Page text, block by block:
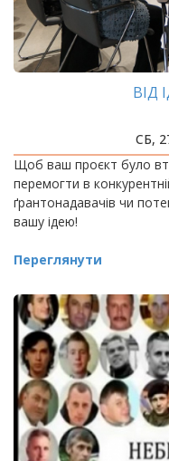
ВІД
СБ,
Щоб ваш проєкт було
перемогти в
ґрантонадавачів чи
вашу ідею!
Переглянути